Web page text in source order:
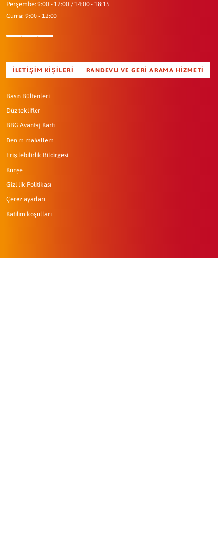
Perşembe: 9:00 - 12:00 / 14:00 - 18:15
Cuma: 9:00 - 12:00
İLETIŞIM KIŞILERI RANDEVU VE GERI ARAMA HIZMETI
Basın Bültenleri
Düz teklifler
BBG Avantaj Kartı
Benim mahallem
Erişilebilirlik Bildirgesi
Künye
Gizlilik Politikası
Çerez ayarları
Katılım koşulları